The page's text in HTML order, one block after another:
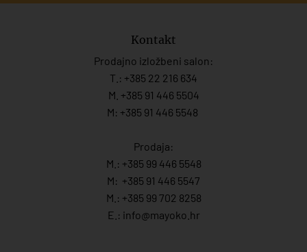
Kontakt
Prodajno izložbeni salon:
T.: +385 22 216 634
M. +385 91 446 5504
M: +385 91 446 5548
Prodaja:
M.: +385 99 446 5548
M: +385 91 446 5547
M.: +385 99 702 8258
E.: info@mayoko. hr